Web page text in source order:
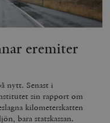
eremiter
nytt. Senast i
sin rapport om
kilometerskatten
bara statskassan.